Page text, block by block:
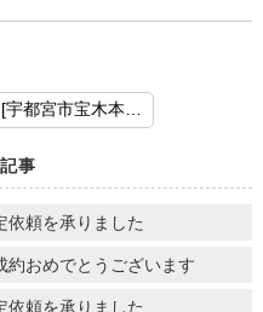
事
頼を承りました
おめでとうございます
頼を承りました